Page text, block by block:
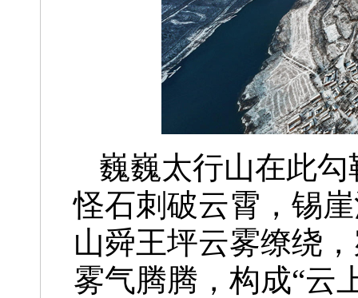
巍巍太行山在此
怪石刺破云霄，锡
山舜王坪云雾缭绕
雾气腾腾，构成“云